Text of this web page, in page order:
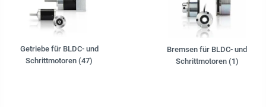
Getriebe für BLDC- und
Schrittmotoren (47)
Bremsen für BLDC- und
Schrittmotoren (1)